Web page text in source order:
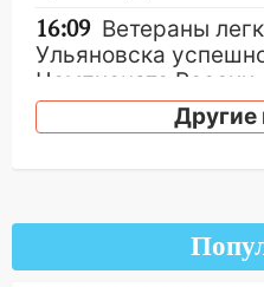
16:09 Ветераны
Ульяновска
Чемпионате России
16:02
В
15:51 Бросила
Ульяновской
агрессивную
Другие